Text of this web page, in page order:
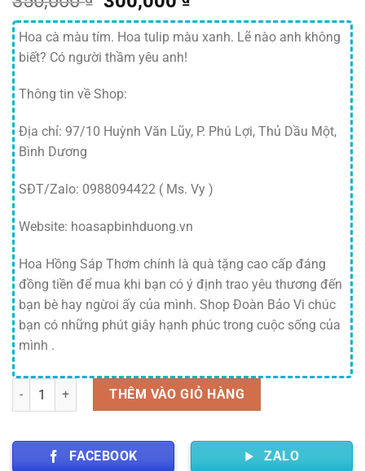
gốc
là:
350,000 ₫.
hiện
tại
Hoa cà màu tím. Hoa tulip màu xanh. Lẽ nào anh không
biết? Có người thầm yêu anh!
Thông tin về Shop:
Địa chỉ: 97/10 Huỳnh Văn Lũy, P. Phú Lợi, Thủ Dầu Một,
Bình Dương
SĐT/Zalo: 0988094422 ( Ms. Vy )
Website: hoasapbinhduong.vn
Hoa Hồng Sáp Thơm chính là quà tặng cao cấp đáng
đồng tiền để mua khi bạn có ý định trao yêu thương đến
bạn bè hay ngừoi ấy của mình. Shop Đoàn Bảo Vi chúc
bạn có những phút giây hạnh phúc trong cuộc sống của
mình .
Số lượng THÊM VÀO GIỎ HÀNG
FACEBOOK ZALO